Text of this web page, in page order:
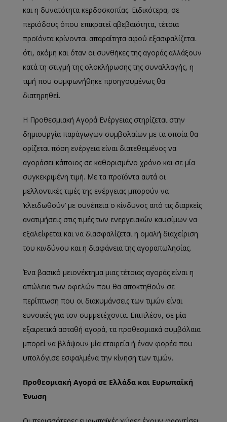
και η δυνατότητα κερδοσκοπίας. Ειδικότερα, σε
περιόδους όπου επικρατεί αβεβαιότητα, τέτοια
προϊόντα κρίνονται απαραίτητα αφού εξασφαλίζεται
ότι, ακόμη και όταν οι συνθήκες της αγοράς αλλάξουν
κατά τη στιγμή της ολοκλήρωσης της συναλλαγής, η
τιμή που συμφωνήθηκε προηγουμένως θα
διατηρηθεί.
Η Προθεσμιακή Αγορά Ενέργειας στηρίζεται στην
δημιουργία παράγωγων συμβολαίων με τα οποία θα
ορίζεται πόση ενέργεια είναι διατεθειμένος να
αγοράσει κάποιος σε καθορισμένο χρόνο και σε μία
συγκεκριμένη τιμή. Με τα προϊόντα αυτά οι
μελλοντικές τιμές της ενέργειας μπορούν να
‘κλειδωθούν’ με συνέπεια ο κίνδυνος από τις διαρκείς
ανατιμήσεις στις τιμές των ενεργειακών καυσίμων να
εξαλείφεται και να διασφαλίζεται η ομαλή διαχείριση
του κινδύνου και η διαφάνεια της αγοραπωλησίας.
Ένα βασικό μειονέκτημα μιας τέτοιας αγοράς είναι η
απώλεια των οφελών που θα αποκτηθούν σε
περίπτωση που οι διακυμάνσεις των τιμών είναι
ευνοϊκές για τον συμμετέχοντα. Επιπλέον, σε μία
εξαιρετικά ασταθή αγορά, τα προθεσμιακά συμβόλαια
μπορεί να βλάψουν μία εταιρεία ή έναν φορέα που
υπολόγισε εσφαλμένα την κίνηση των τιμών.
Προθεσμιακή Αγορά σε Ελλάδα και Ευρωπαϊκή
Ένωση